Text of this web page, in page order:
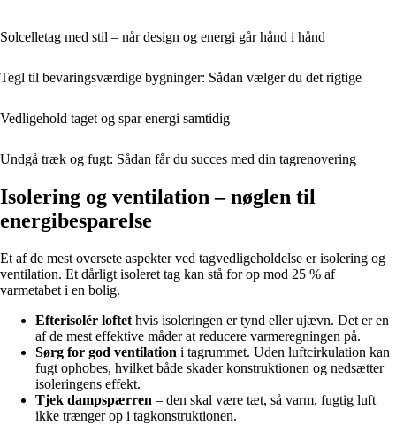
Solcelletag med stil – når design og energi går hånd i hånd
Tegl til bevaringsværdige bygninger: Sådan vælger du det rigtige
Vedligehold taget og spar energi samtidig
Undgå træk og fugt: Sådan får du succes med din tagrenovering
Isolering og ventilation – nøglen til
energibesparelse
Et af de mest oversete aspekter ved tagvedligeholdelse er isolering og
ventilation. Et dårligt isoleret tag kan stå for op mod 25 % af
varmetabet i en bolig.
Efterisolér loftet hvis isoleringen er tynd eller ujævn. Det er en
af de mest effektive måder at reducere varmeregningen på.
Sørg for god ventilation i tagrummet. Uden luftcirkulation kan
fugt ophobes, hvilket både skader konstruktionen og nedsætter
isoleringens effekt.
Tjek dampspærren – den skal være tæt, så varm, fugtig luft
ikke trænger op i tagkonstruktionen.